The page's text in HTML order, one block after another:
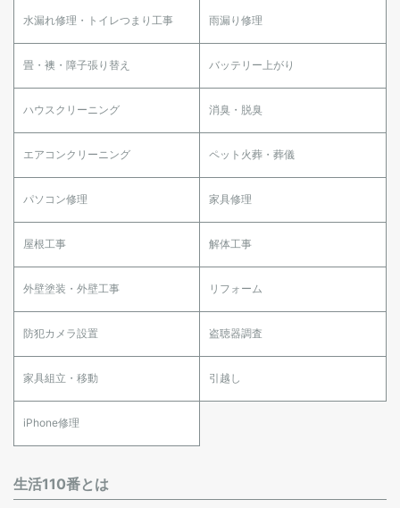
水漏れ修理・トイレつまり工事 雨漏り修理
畳・襖・障子張り替え バッテリー上がり
ハウスクリーニング 消臭・脱臭
エアコンクリーニング ペット火葬・葬儀
パソコン修理 家具修理
屋根工事 解体工事
外壁塗装・外壁工事 リフォーム
防犯カメラ設置 盗聴器調査
家具組立・移動 引越し
iPhone修理
生活110番とは